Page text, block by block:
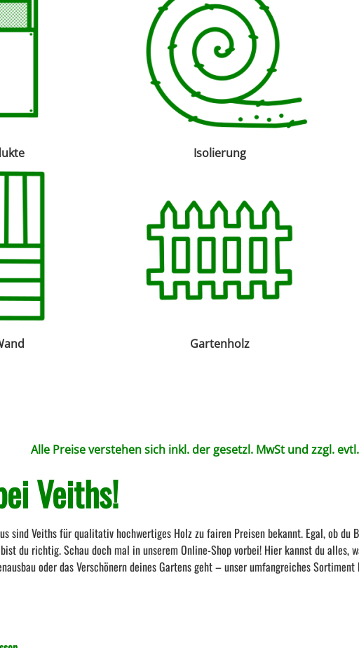
Isolierung
Gartenholz
Alle Preise verstehen sich inkl. der gesetzl. MwSt und zzgl.
Veiths!
sind Veiths für qualitativ hochwertiges Holz zu fairen Preisen bekannt. Egal, ob du
du richtig. Schau doch mal in unserem Online-Shop vorbei! Hier kannst du
oder das Verschönern deines Gartens geht – unser umfangreiches